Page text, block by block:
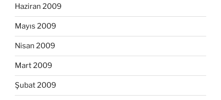
Haziran 2009
Mayıs 2009
Nisan 2009
Mart 2009
Şubat 2009